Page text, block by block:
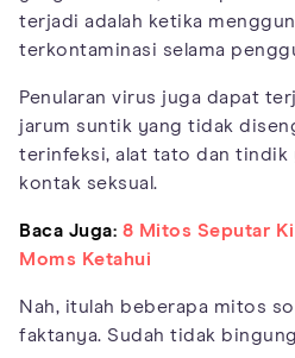
terjadi adalah ketika
terkontaminasi selama
Penularan virus juga dapat
jarum suntik yang tidak
terinfeksi, alat tato dan tindik
kontak seksual.
Baca Juga: 8 Mitos Seputar
Moms Ketahui
Nah, itulah beberapa mitos
faktanya. Sudah tidak